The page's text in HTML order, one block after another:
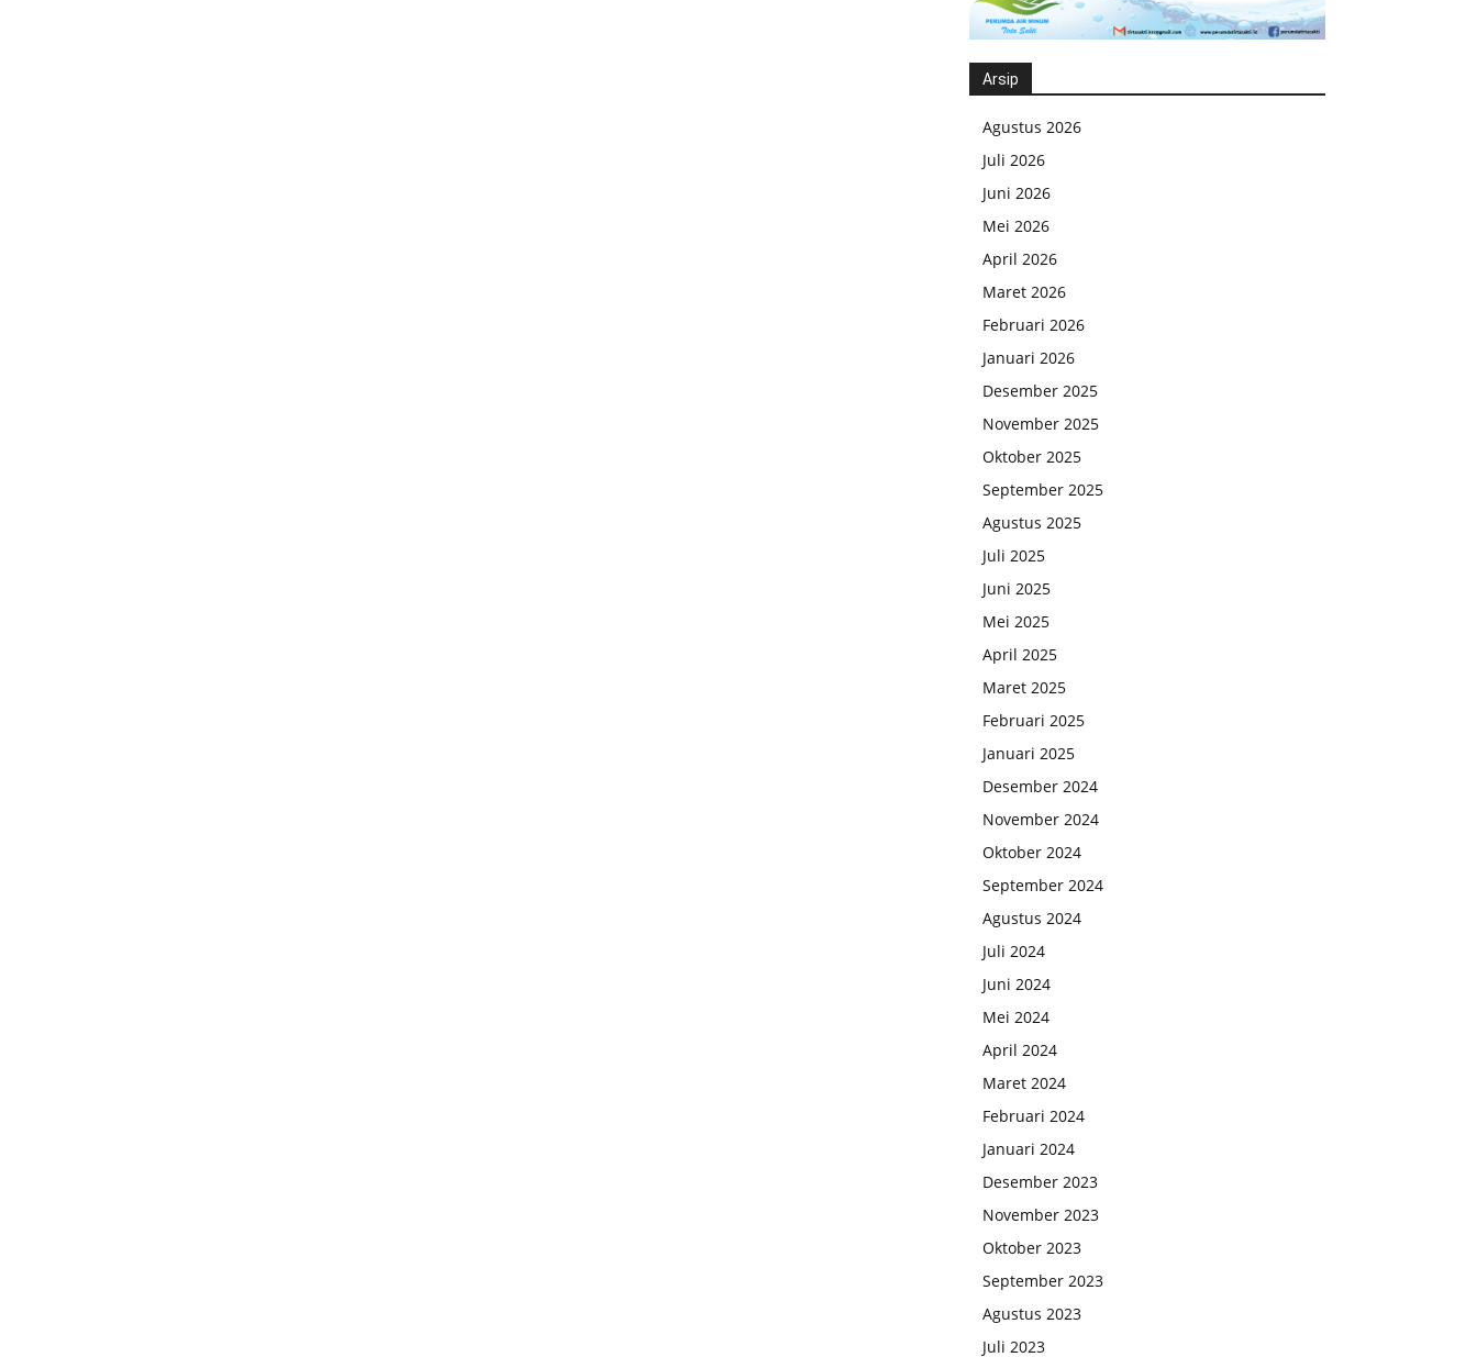
Arsip
Agustus 2026
Juli 2026
Juni 2026
Mei 2026
April 2026
Maret 2026
Februari 2026
Januari 2026
Desember 2025
November 2025
Oktober 2025
September 2025
Agustus 2025
Juli 2025
Juni 2025
Mei 2025
April 2025
Maret 2025
Februari 2025
Januari 2025
Desember 2024
November 2024
Oktober 2024
September 2024
Agustus 2024
Juli 2024
Juni 2024
Mei 2024
April 2024
Maret 2024
Februari 2024
Januari 2024
Desember 2023
November 2023
Oktober 2023
September 2023
Agustus 2023
Juli 2023